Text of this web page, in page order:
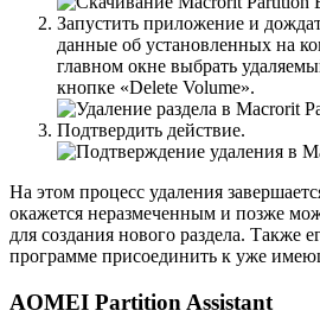
Запустить приложение и
данные об установленных на
главном окне выбрать
кнопке «Delete Volume».
Подтвердить действие.
На этом процесс удаления
окажется неразмеченным и позже
для создания нового раздела. Также
программе присоединить к уже
AOMEI Partition Assistant